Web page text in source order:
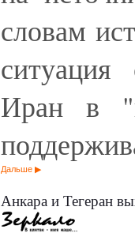
словам
Иран в
Дальше
Анкара и Тегеран